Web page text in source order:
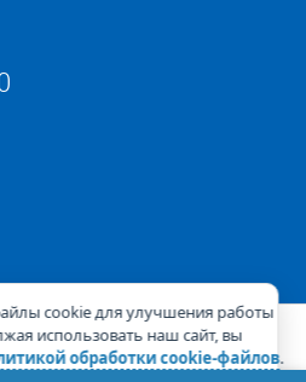
cookie для улучшения работы
использовать наш сайт, вы
обработки cookie-файлов.